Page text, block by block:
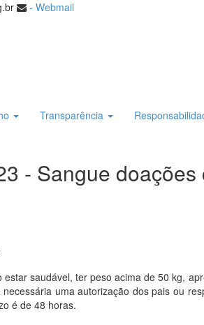
- Webmail
Transparência
- Sangue
saudável, ter peso acima de 50 kg,
uma autorização dos pais ou
é de 48 horas.